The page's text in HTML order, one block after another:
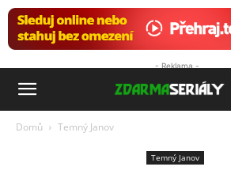
- Reklama -
ZdarmaSeriály.cz
Domů Temný Janov
Temný Janov